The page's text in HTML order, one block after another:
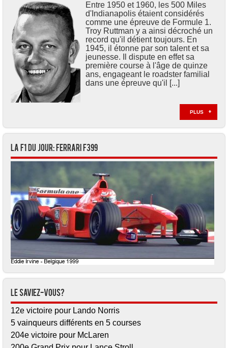
Entre 1950 et 1960, les 500 Miles
d'Indianapolis étaient considérés
comme une épreuve de Formule 1.
Troy Ruttman y a ainsi décroché un
record qu'il détient toujours. En
1945, il étonne par son talent et sa
jeunesse. Il dispute en effet sa
première course à l'âge de quinze
ans, engageant le roadster familial
dans une épreuve qu'il [...]
PLUS
La F1 du jour: Ferrari F399
Le saviez-vous?
12e victoire pour Lando Norris
5 vainqueurs différents en 5 courses
204e victoire pour McLaren